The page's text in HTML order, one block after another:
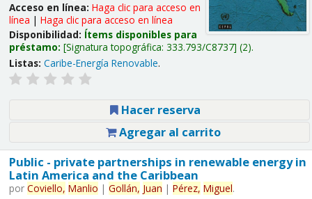
Acceso en línea: Haga clic para acceso en
línea | Haga clic para acceso en línea
Disponibilidad: Ítems disponibles para
préstamo: Signatura topográfica: 333.793/C8737 (2).
Listas: Caribe-Energía Renovable.
Hacer reserva
Agregar al carrito
Public - private partnerships in renewable energy in
Latin America and the Caribbean
por Coviello, Manlio | Gollán, Juan | Pérez, Miguel.